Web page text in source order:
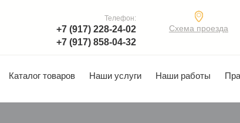
Телефон:
+7 (917) 228-24-02
+7 (917) 858-04-32
Схема проезда
Каталог товаров Наши услуги Наши работы